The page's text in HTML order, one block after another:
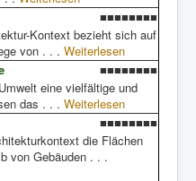
■■■■■■■■
Kontext bezieht sich auf
von . . . Weiterlesen
■■■■■■■■
eine vielfältige und
das . . . Weiterlesen
■■■■■■■■
die Flächen
von Gebäuden . . .